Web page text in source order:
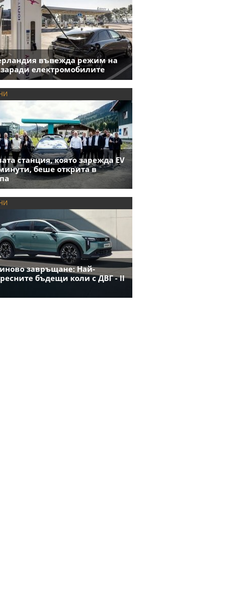
въвежда режим на
заради електромобилите
станция, която зарежда EV
беше открита в
завръщане: Най-
бъдещи коли с ДВГ - II